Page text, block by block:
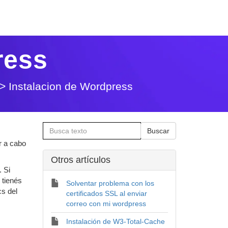
> Instalacion de Wordpress
a cabo
Si
tienés
del
Otros artí­culos
Solventar problema con los
certificados SSL al enviar
correo con mi wordpress
Instalación de W3-Total-Cache